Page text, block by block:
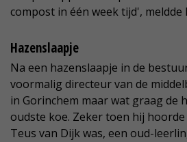
compost in één week tijd',
Hazenslaapje
Na een hazenslaapje in de
voormalig directeur van de
in Gorinchem maar wat graag de
oudste koe. Zeker toen hij
Teus van Dijk was, een oud-